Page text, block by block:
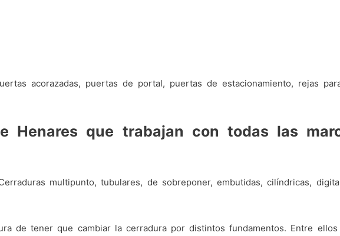
acorazadas, puertas de portal, puertas de estacionamiento, rejas
Henares que trabajan con todas las
multipunto, tubulares, de sobreponer, embutidas, cilíndricas,
de tener que cambiar la cerradura por distintos fundamentos. Entre